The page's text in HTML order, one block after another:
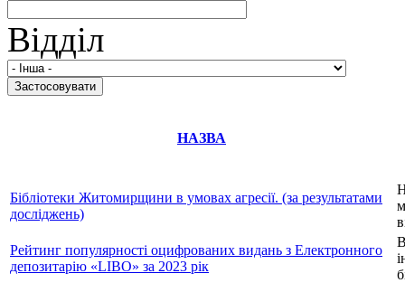
Відділ
НАЗВА
Бібліотеки Житомирщини в умовах агресії. (за результатами
досліджень)
Рейтинг популярності оцифрованих видань з Електронного
депозитарію «LIBO» за 2023 рік